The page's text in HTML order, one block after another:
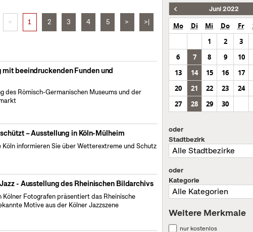
< 1 2 3 4 5 > >|
mit beeindruckenden Funden und
des Römisch-Germanischen Museums und der
– Ausstellung in Köln-Mülheim
informieren Sie über Wetterextreme und Schutz
- Ausstellung des Rheinischen Bildarchivs
Kölner Fotografen präsentiert das Rheinische
Motive aus der Kölner Jazzszene
Juni 2022
Mo Di Mi Do Fr
1
2 3
6
7 8 9 10
13
14 15 16 17
20
21 22 23 24
27
28 29 30
oder
Stadtbezirk
oder
Kategorie
Weitere Merkmale
nur kostenlos